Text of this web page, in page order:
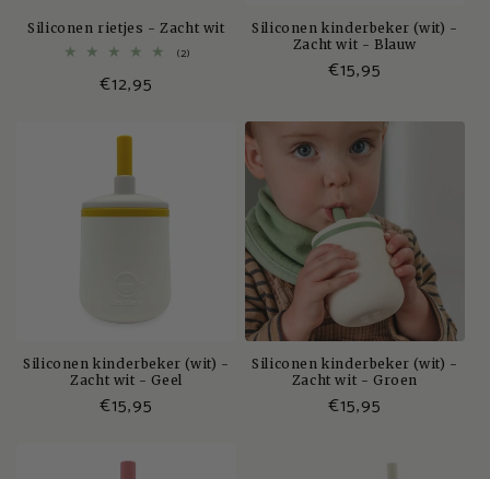
Siliconen rietjes - Zacht wit
(2)2
Normale
€12,95
Siliconen kinderbeker (wit) -
Zacht wit - Blauw
Normale
€15,95
Siliconen kinderbeker (wit) -
Zacht wit - Geel
Normale
€15,95
Siliconen kinderbeker (wit) -
Zacht wit - Groen
Normale
€15,95